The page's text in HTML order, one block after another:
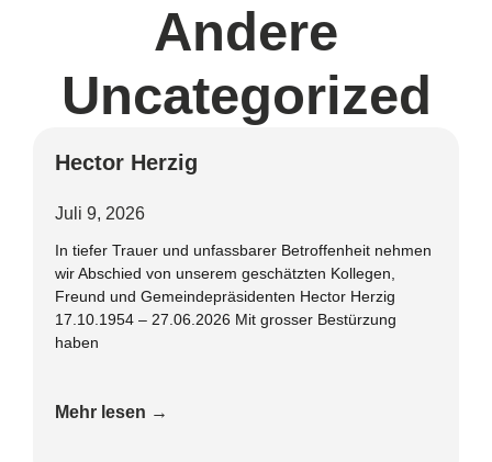
Andere
Uncategorized
Hector Herzig
Juli 9, 2026
In tiefer Trauer und unfassbarer Betroffenheit nehmen
wir Abschied von unserem geschätzten Kollegen,
Freund und Gemeindepräsidenten Hector Herzig
17.10.1954 – 27.06.2026 Mit grosser Bestürzung
haben
Mehr lesen →